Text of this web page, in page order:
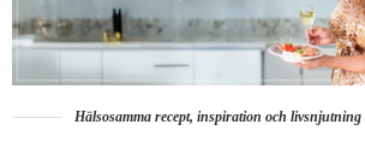
Hälsosamma recept, inspiration och